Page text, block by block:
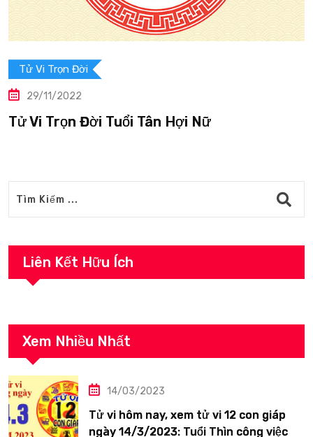
Tử Vi Trọn Đời
29/11/2022
Tử Vi Trọn Đời Tuổi Tân Hợi Nữ
Liên Kết Hữu Ích
Xem Nhiều Nhất
14/03/2023
Tử vi hôm nay, xem tử vi 12 con giáp
ngày 14/3/2023: Tuổi Thìn công việc